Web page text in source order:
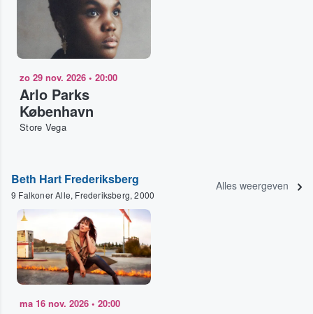
zo 29 nov. 2026 • 20:00
Arlo Parks
København
Store Vega
Beth Hart Frederiksberg
9 Falkoner Alle, Frederiksberg, 2000
Alles weergeven
ma 16 nov. 2026 • 20:00